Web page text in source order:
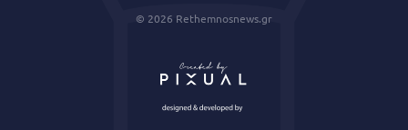
© 2026 Rethemnosnews.gr